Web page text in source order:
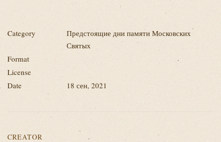
Category
Предстоящие дни памяти Московских
Святых
Format
License
Date
18 сен, 2021
CREATOR